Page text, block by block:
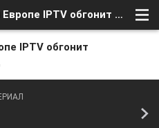
Прогнозы: в Западной Европе IPTV обгонит спутниковое ТВ к 2020 год
IPTV обгонит